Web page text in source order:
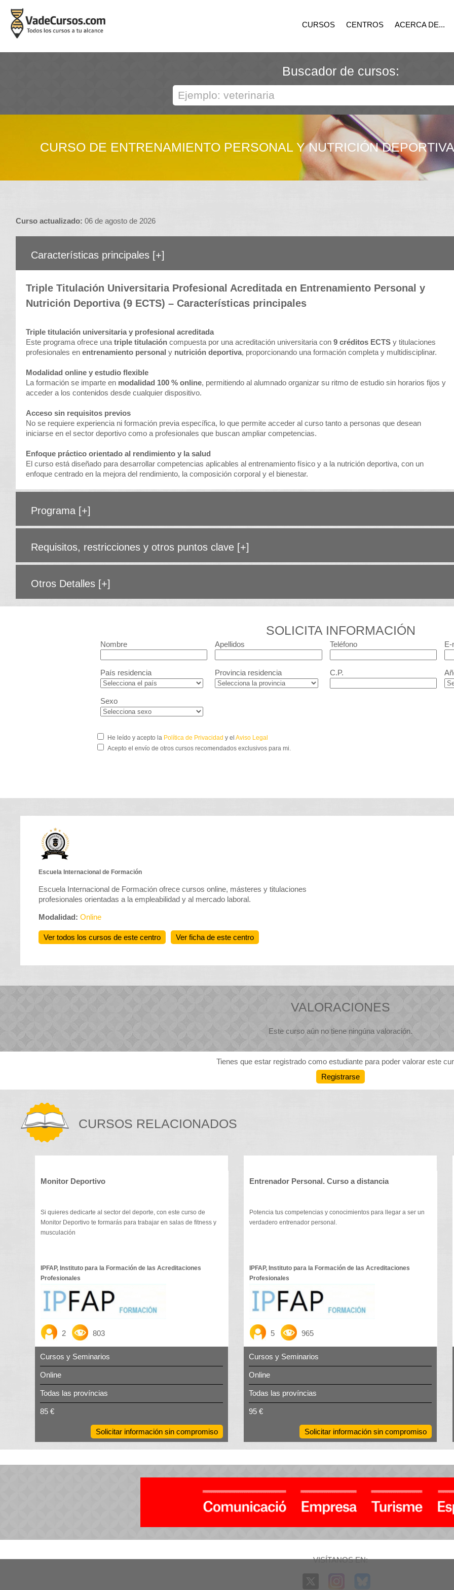
CURSOS CENTROS ACERCA DE...
Buscador de cursos:
CURSO DE ENTRENAMIENTO PERSONAL Y NUTRICIÓN
Curso actualizado: 06 de agosto de 2026
Características principales [+]
Triple Titulación Universitaria Profesional Acreditada en Entrenamiento Personal y
Nutrición Deportiva (9 ECTS) – Características principales
Triple titulación universitaria y profesional acreditada
Este programa ofrece unatriple titulación compuesta por una acreditación universitaria con9 créditos ECTS y titulaciones
profesionales enentrenamiento personal y nutrición deportiva, proporcionando una formación completa y multidisciplinar.
Modalidad online y estudio flexible
La formación se imparte en modalidad 100 % online, permitiendo al alumnado organizar su ritmo de estudio sin horarios fijos y
acceder a los contenidos desde cualquier dispositivo.
Acceso sin requisitos previos
No se requiere experiencia ni formación previa específica, lo que permite acceder al curso tanto a personas que desean
iniciarse en el sector deportivo como a profesionales que buscan ampliar competencias.
Enfoque práctico orientado al rendimiento y la salud
El curso está diseñado para desarrollar competencias aplicables al entrenamiento físico y a la nutrición deportiva, con un
enfoque centrado en la mejora del rendimiento, la composición corporal y el bienestar.
Programa [+]
Requisitos, restricciones y otros puntos clave [+]
Otros Detalles [+]
SOLICITA INFORMACIÓN
Nombre Apellidos Teléfono E-
País residencia Provincia residencia C.P.
Sexo
He leído y acepto la Política de Privacidad y elAviso Legal
Acepto el envío de otros cursos recomendados exclusivos para mi.
Escuela Internacional de Formación
Escuela Internacional de Formación ofrece cursos online, másteres y titulaciones
profesionales orientadas a la empleabilidad y al mercado laboral.
Modalidad:Online
Ver todos los cursos de este centro Ver ficha de este centro
VALORACIONES
Este curso aún no tiene ningúna valoración.
Tienes que estar registrado como estudiante para poder valorar este
Registrarse
CURSOS RELACIONADOS
Monitor Deportivo
Si quieres dedicarte al sector del deporte, con este curso de
Monitor Deportivo te formarás para trabajar en salas de fitness y
musculación
IPFAP, Instituto para la Formación de las Acreditaciones
Profesionales
2 803
Cursos y Seminarios
Online
Todas las províncias
85 €
Solicitar información sin compromiso
Entrenador Personal. Curso a distancia
Potencia tus competencias y conocimientos para llegar a ser un
verdadero entrenador personal.
IPFAP, Instituto para la Formación de las Acreditaciones
Profesionales
5 965
Cursos y Seminarios
Online
Todas las províncias
95 €
Solicitar información sin compromiso
VISÍTANOS EN: